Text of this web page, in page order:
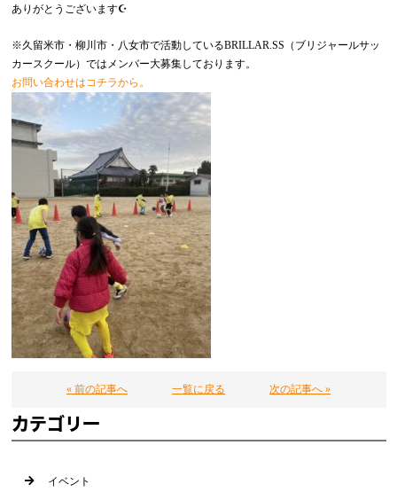
ありがとうございます☪️
※久留米市・柳川市・八女市で活動しているBRILLAR.SS（ブリジャールサッ
カースクール）ではメンバー大募集しております。
お問い合わせはコチラから。
« 前の記事へ 一覧に戻る 次の記事へ »
カテゴリー
イベント